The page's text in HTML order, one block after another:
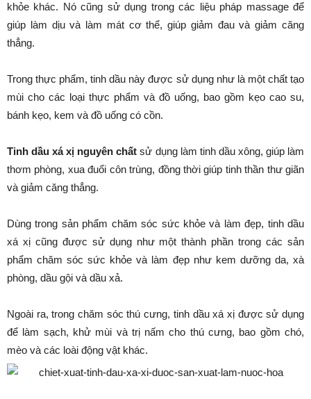
khỏe khác. Nó cũng sử dụng trong các liệu pháp massage để
giúp làm dịu và làm mát cơ thể, giúp giảm đau và giảm căng
thẳng.
Trong thực phẩm, tinh dầu này được sử dụng như là một chất tạo
mùi cho các loại thực phẩm và đồ uống, bao gồm kẹo cao su,
bánh kẹo, kem và đồ uống có cồn.
Tinh dầu xá xị nguyên chất sử dụng làm tinh dầu xông, giúp làm
thơm phòng, xua đuổi côn trùng, đồng thời giúp tinh thần thư giãn
và giảm căng thẳng.
Dùng trong sản phẩm chăm sóc sức khỏe và làm đẹp, tinh dầu
xá xị cũng được sử dụng như một thành phần trong các sản
phẩm chăm sóc sức khỏe và làm đẹp như kem dưỡng da, xà
phòng, dầu gội và dầu xả.
Ngoài ra, trong chăm sóc thú cưng, tinh dầu xá xị được sử dụng
để làm sạch, khử mùi và trị nấm cho thú cưng, bao gồm chó,
mèo và các loài động vật khác.